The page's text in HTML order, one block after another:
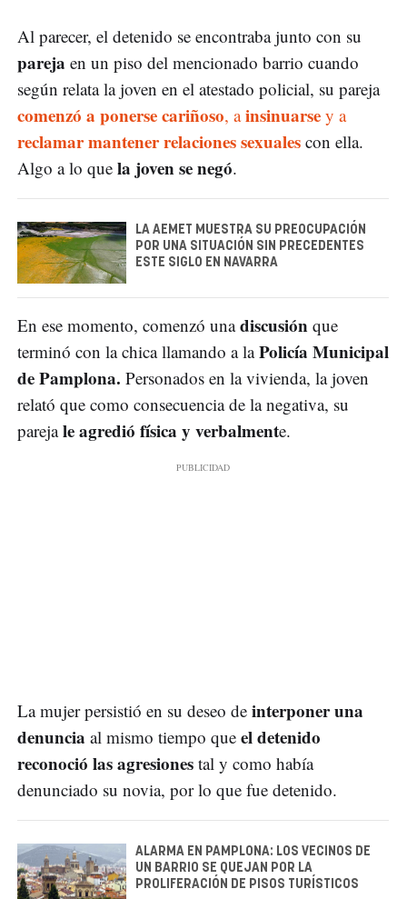
Al parecer, el detenido se encontraba junto con su
pareja en un piso del mencionado barrio cuando
según relata la joven en el atestado policial, su pareja
comenzó a ponerse cariñoso, ainsinuarse y a
reclamar mantener relaciones sexuales con ella.
Algo a lo que la joven se negó.
LA AEMET MUESTRA SU PREOCUPACIÓN
POR UNA SITUACIÓN SIN PRECEDENTES
ESTE SIGLO EN NAVARRA
En ese momento, comenzó unadiscusión que
terminó con la chica llamando a laPolicía Municipal
de Pamplona. Personados en la vivienda, la joven
relató que como consecuencia de la negativa, su
parejale agredió física y verbalmente.
La mujer persistió en su deseo de interponer una
denuncia al mismo tiempo que el detenido
reconoció las agresiones tal y como había
denunciado su novia, por lo que fue detenido.
ALARMA EN PAMPLONA: LOS VECINOS DE
UN BARRIO SE QUEJAN POR LA
PROLIFERACIÓN DE PISOS TURÍSTICOS